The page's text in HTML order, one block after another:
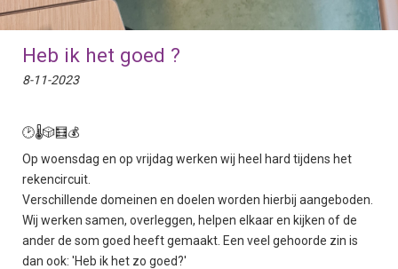
Heb ik het goed ?
8-11-2023
🕑🌡🎲🧮💰
Op woensdag en op vrijdag werken wij heel hard tijdens het
rekencircuit.
Verschillende domeinen en doelen worden hierbij aangeboden.
Wij werken samen, overleggen, helpen elkaar en kijken of de
ander de som goed heeft gemaakt. Een veel gehoorde zin is
dan ook: 'Heb ik het zo goed?'